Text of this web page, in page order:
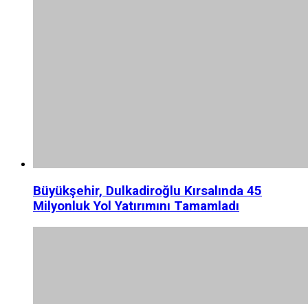
Büyükşehir, Dulkadiroğlu Kırsalında 45
Milyonluk Yol Yatırımını Tamamladı